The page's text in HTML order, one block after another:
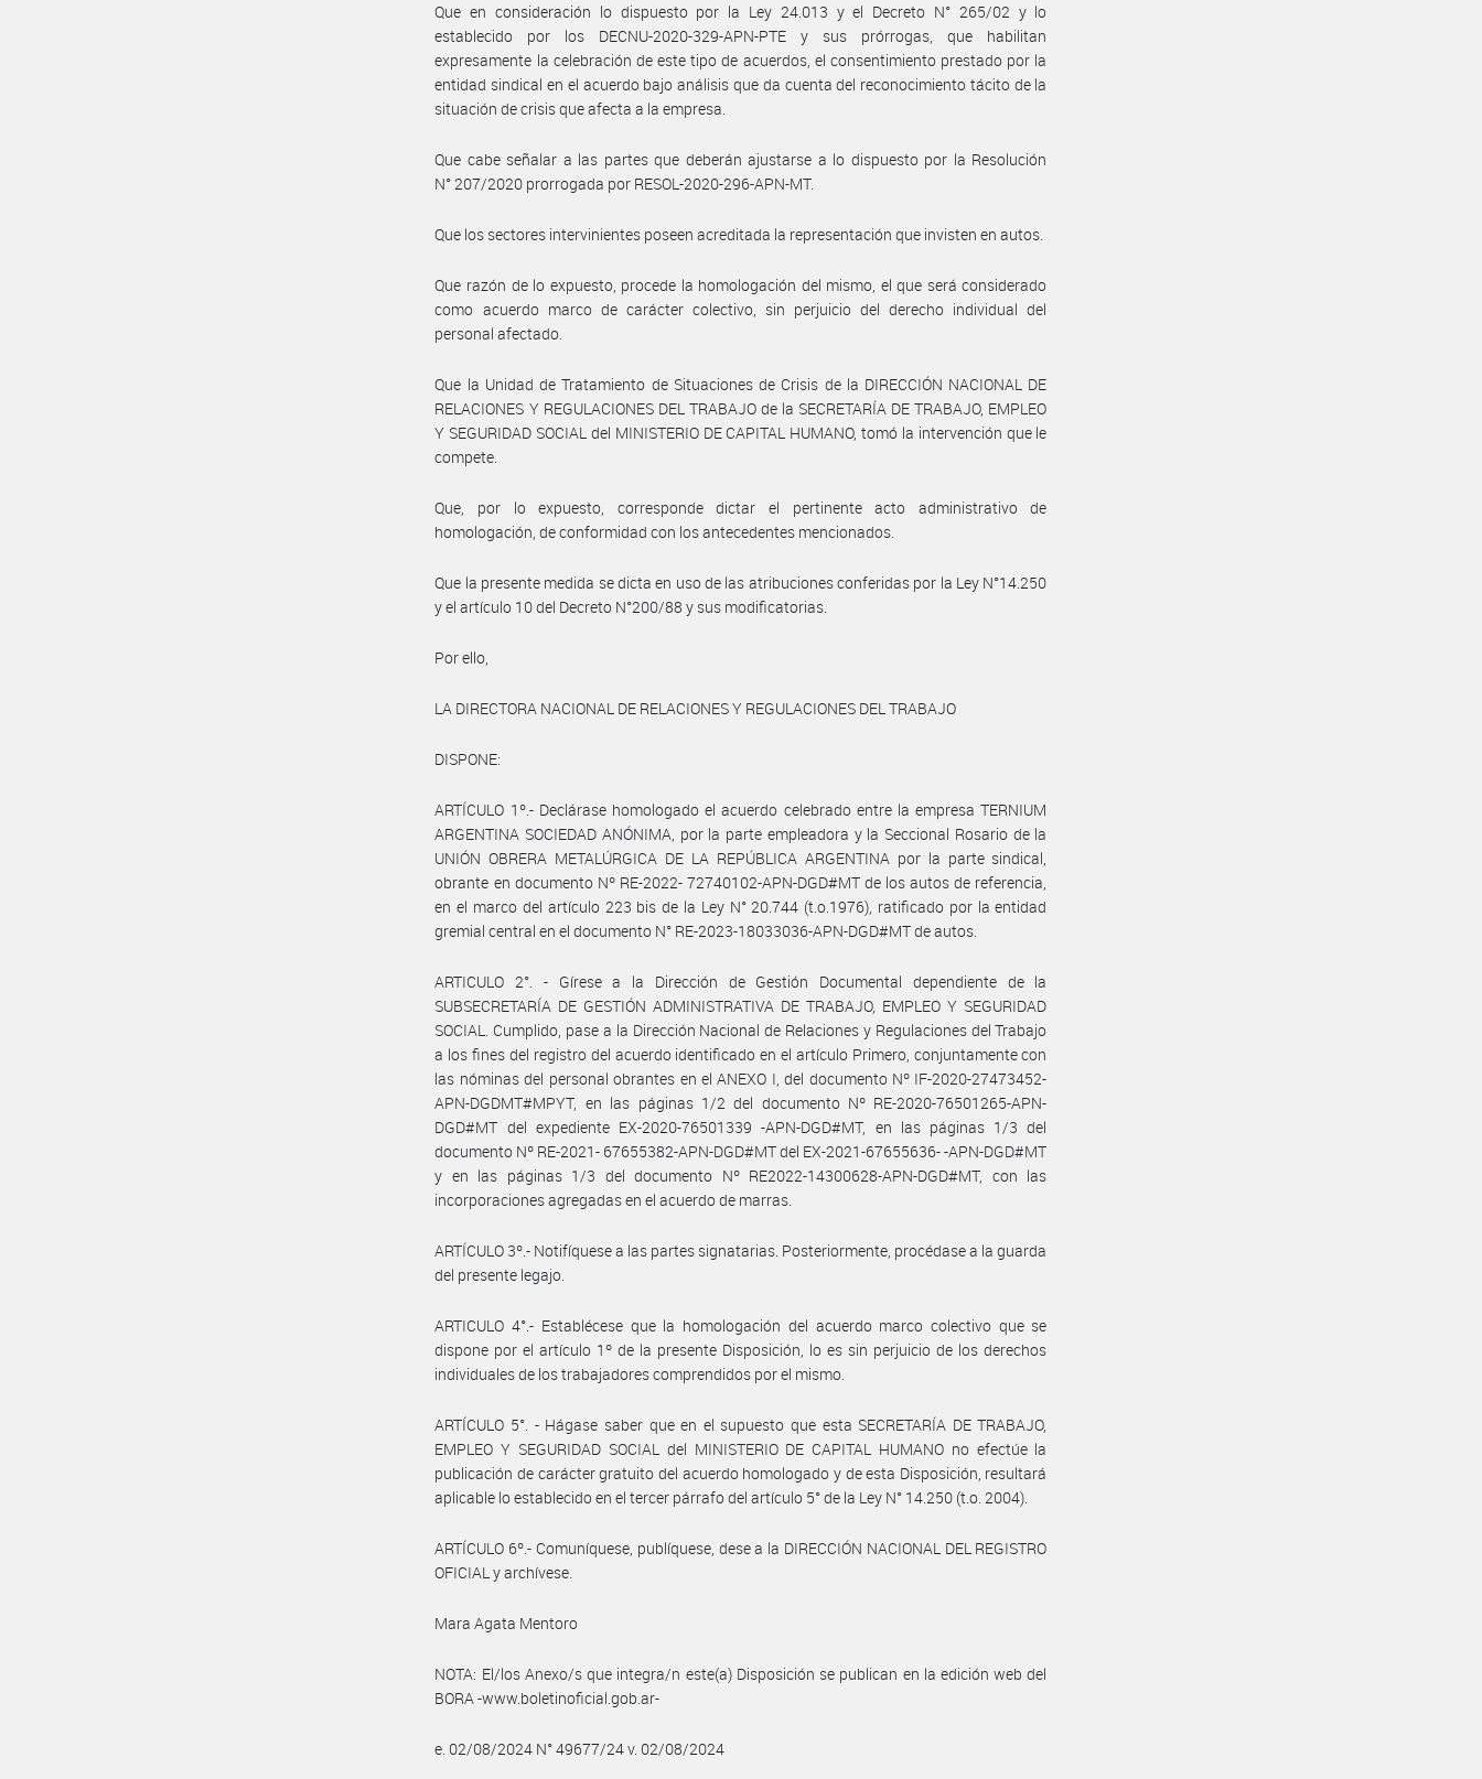
Que en consideración lo dispuesto por la Ley 24.013 y el Decreto N° 265/02 y lo
establecido por los DECNU-2020-329-APN-PTE y sus prórrogas, que habilitan
expresamente la celebración de este tipo de acuerdos, el consentimiento prestado por la
entidad sindical en el acuerdo bajo análisis que da cuenta del reconocimiento tácito de la
situación de crisis que afecta a la empresa.
Que cabe señalar a las partes que deberán ajustarse a lo dispuesto por la Resolución
N° 207/2020 prorrogada por RESOL-2020-296-APN-MT.
Que los sectores intervinientes poseen acreditada la representación que invisten en autos.
Que razón de lo expuesto, procede la homologación del mismo, el que será considerado
como acuerdo marco de carácter colectivo, sin perjuicio del derecho individual del
personal afectado.
Que la Unidad de Tratamiento de Situaciones de Crisis de la DIRECCIÓN NACIONAL DE
RELACIONES Y REGULACIONES DEL TRABAJO de la SECRETARÍA DE TRABAJO, EMPLEO
Y SEGURIDAD SOCIAL del MINISTERIO DE CAPITAL HUMANO, tomó la intervención que le
compete.
Que, por lo expuesto, corresponde dictar el pertinente acto administrativo de
homologación, de conformidad con los antecedentes mencionados.
Que la presente medida se dicta en uso de las atribuciones conferidas por la Ley N°14.250
y el artículo 10 del Decreto N°200/88 y sus modificatorias.
Por ello,
LA DIRECTORA NACIONAL DE RELACIONES Y REGULACIONES DEL TRABAJO
DISPONE:
ARTÍCULO 1º.- Declárase homologado el acuerdo celebrado entre la empresa TERNIUM
ARGENTINA SOCIEDAD ANÓNIMA, por la parte empleadora y la Seccional Rosario de la
UNIÓN OBRERA METALÚRGICA DE LA REPÚBLICA ARGENTINA por la parte sindical,
obrante en documento Nº RE-2022- 72740102-APN-DGD#MT de los autos de referencia,
en el marco del artículo 223 bis de la Ley N° 20.744 (t.o.1976), ratificado por la entidad
gremial central en el documento N° RE-2023-18033036-APN-DGD#MT de autos.
ARTICULO 2°. - Gírese a la Dirección de Gestión Documental dependiente de la
SUBSECRETARÍA DE GESTIÓN ADMINISTRATIVA DE TRABAJO, EMPLEO Y SEGURIDAD
SOCIAL. Cumplido, pase a la Dirección Nacional de Relaciones y Regulaciones del Trabajo
a los fines del registro del acuerdo identificado en el artículo Primero, conjuntamente con
las nóminas del personal obrantes en el ANEXO I, del documento Nº IF-2020-27473452-
APN-DGDMT#MPYT, en las páginas 1/2 del documento Nº RE-2020-76501265-APN-
DGD#MT del expediente EX-2020-76501339 -APN-DGD#MT, en las páginas 1/3 del
documento Nº RE-2021- 67655382-APN-DGD#MT del EX-2021-67655636- -APN-DGD#MT
y en las páginas 1/3 del documento Nº RE2022-14300628-APN-DGD#MT, con las
incorporaciones agregadas en el acuerdo de marras.
ARTÍCULO 3º.- Notifíquese a las partes signatarias. Posteriormente, procédase a la guarda
del presente legajo.
ARTICULO 4°.- Establécese que la homologación del acuerdo marco colectivo que se
dispone por el artículo 1º de la presente Disposición, lo es sin perjuicio de los derechos
individuales de los trabajadores comprendidos por el mismo.
ARTÍCULO 5°. - Hágase saber que en el supuesto que esta SECRETARÍA DE TRABAJO,
EMPLEO Y SEGURIDAD SOCIAL del MINISTERIO DE CAPITAL HUMANO no efectúe la
publicación de carácter gratuito del acuerdo homologado y de esta Disposición, resultará
aplicable lo establecido en el tercer párrafo del artículo 5° de la Ley N° 14.250 (t.o. 2004).
ARTÍCULO 6º.- Comuníquese, publíquese, dese a la DIRECCIÓN NACIONAL DEL REGISTRO
OFICIAL y archívese.
Mara Agata Mentoro
NOTA: El/los Anexo/s que integra/n este(a) Disposición se publican en la edición web del
BORA -www.boletinoficial.gob.ar-
e. 02/08/2024 N° 49677/24 v. 02/08/2024